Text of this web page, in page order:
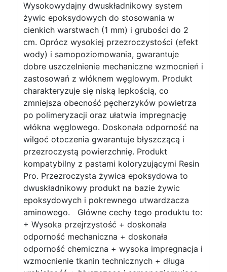
Wysokowydajny dwuskładnikowy system
żywic epoksydowych do stosowania w
cienkich warstwach (1 mm) i grubości do 2
cm. Oprócz wysokiej przezroczystości (efekt
wody) i samopoziomowania, gwarantuje
dobre uszczelnienie mechaniczne wzmocnień i
zastosowań z włóknem węglowym. Produkt
charakteryzuje się niską lepkością, co
zmniejsza obecność pęcherzyków powietrza
po polimeryzacji oraz ułatwia impregnację
włókna węglowego. Doskonała odporność na
wilgoć otoczenia gwarantuje błyszczącą i
przezroczystą powierzchnię. Produkt
kompatybilny z pastami koloryzującymi Resin
Pro. Przezroczysta żywica epoksydowa to
dwuskładnikowy produkt na bazie żywic
epoksydowych i pokrewnego utwardzacza
aminowego. Główne cechy tego produktu to:
+ Wysoka przejrzystość + doskonała
odporność mechaniczna + doskonała
odporność chemiczna + wysoka impregnacja i
wzmocnienie tkanin technicznych + długa